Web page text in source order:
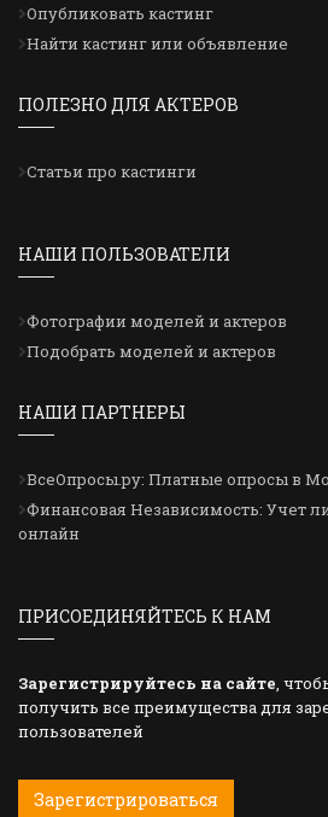
Опубликовать кастинг
Найти кастинг или объявление
ПОЛЕЗНО ДЛЯ АКТЕРОВ
Статьи про кастинги
НАШИ ПОЛЬЗОВАТЕЛИ
Фотографии моделей и актеров
Подобрать моделей и актеров
НАШИ ПАРТНЕРЫ
ВсеОпросы.ру: Платные опросы в
Финансовая Независимость: Учет
онлайн
ПРИСОЕДИНЯЙТЕСЬ К НАМ
Зарегистрируйтесь на сайте,
получить все преимущества для
пользователей
Зарегистрироваться